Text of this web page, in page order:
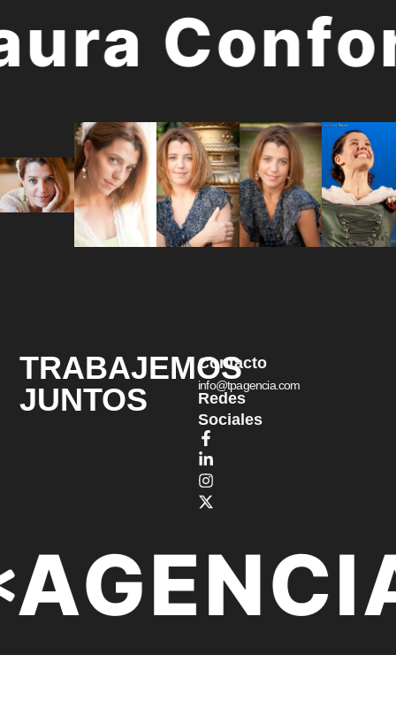
TRABAJEMOS
JUNTOS
Redes
Sociales
Contacto
info@tpagencia.com